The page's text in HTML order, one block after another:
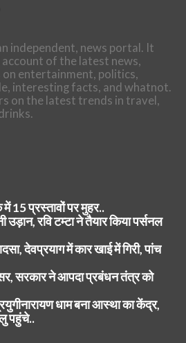
independent, news portal. It
of the latest news,
on entertainment, politics,
interesting facts, and whatnot.
on the latest trends in travel,
15 प्रस्तावों पर मुहर..
रवि टम्टा ने तैयार किया पर्सनल
देवप्रयाग में कार खाई में गिरी, पांच
सरकार ने आपदा प्रबंधन तंत्र को
धाम बना आस्था का केंद्र,
पहुंचे..